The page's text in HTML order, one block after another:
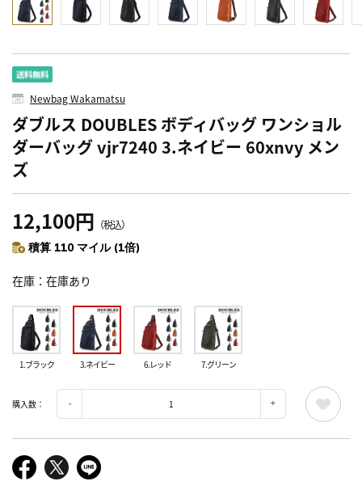
Newbag Wakamatsu
ダブルス DOUBLES ボディバッグ ワンショル
ダーバッグ vjr7240 3.ネイビー 60xnvy メン
ズ
12,100円 （税込）
積算 110 マイル (1倍)
在庫 在庫あり
1.ブラック 3.ネイビー 6.レッド 7.グリーン
購入数：